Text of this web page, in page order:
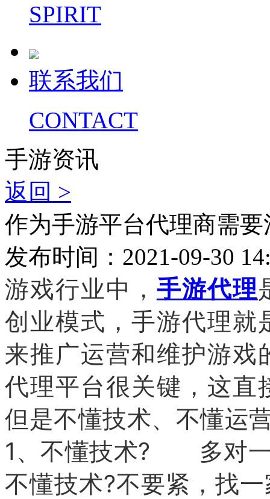
SPIRIT
联系我们
CONTACT
手游资讯
返回 >
作为手游平台代理商需
发布时间：2021-09-30
游戏行业中， 手游代理
创业模式，手游代理就
来推广运营和维护游戏
代理平台很关键，这直
但是不懂技术、不懂运
1、不懂技术? 多对一
不懂技术?不要紧，找